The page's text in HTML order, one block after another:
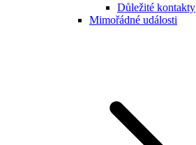
Důležité kontakty
Mimořádné události